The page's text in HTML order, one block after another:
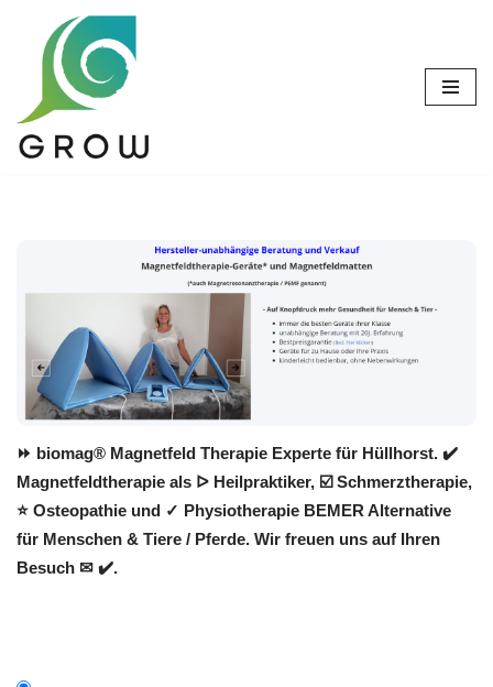
Zum
springen
⏩ biomag® Magnetfeld Therapie Experte für Hüllhorst. ✔️
Magnetfeldtherapie als ᐅ Heilpraktiker, ☑️ Schmerztherapie,
⭐ Osteopathie und ✓ Physiotherapie BEMER Alternative
für Menschen & Tiere / Pferde. Wir freuen uns auf Ihren
Besuch ✉ ✔️.